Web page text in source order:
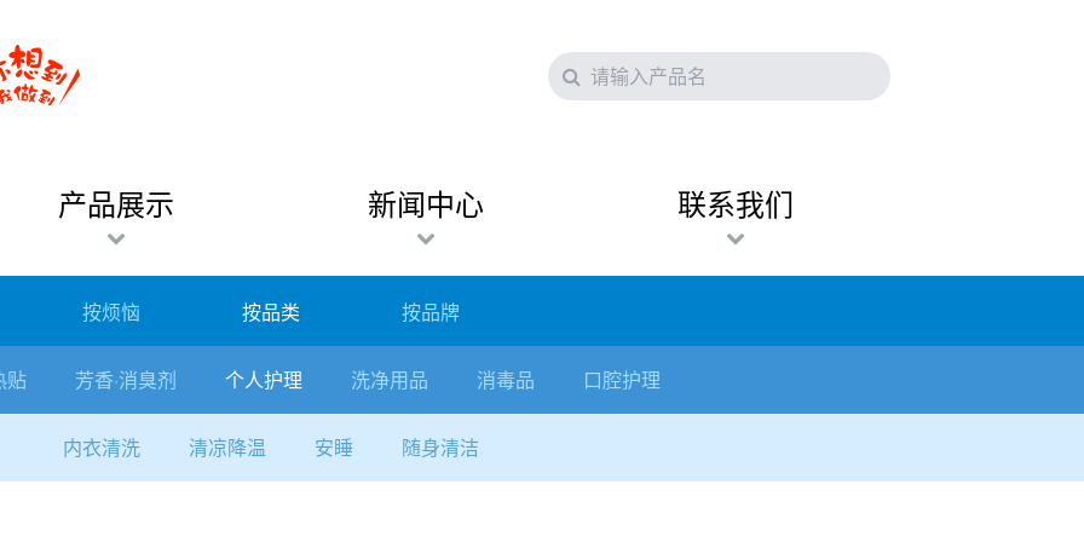
产品展示 新闻中心 联系我们
按烦恼 按品类 按品牌
贴 芳香·消臭剂 个人护理 洗净用品 消毒品 口腔护理
内衣清洗 清凉降温 安睡 随身清洁